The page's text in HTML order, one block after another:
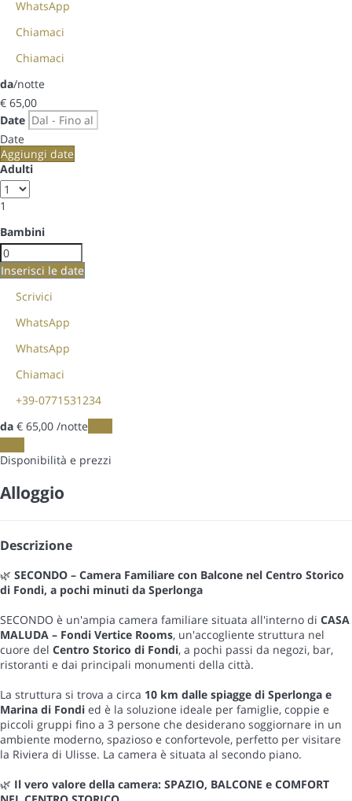
WhatsApp
Chiamaci
Chiamaci
da/notte
€ 65,00
Date
Date
Aggiungi date
Adulti
1
Bambini
Inserisci le date
Scrivici
WhatsApp
WhatsApp
Chiamaci
+39-0771531234
da € 65,00 /notte
Disponibilità e prezzi
Alloggio
Descrizione
🌿 SECONDO – Camera Familiare con Balcone nel Centro Storico
di Fondi, a pochi minuti da Sperlonga
SECONDO è un'ampia camera familiare situata all'interno di CASA
MALUDA – Fondi Vertice Rooms, un'accogliente struttura nel
cuore del Centro Storico di Fondi, a pochi passi da negozi, bar,
ristoranti e dai principali monumenti della città.
La struttura si trova a circa 10 km dalle spiagge di Sperlonga e
Marina di Fondi ed è la soluzione ideale per famiglie, coppie e
piccoli gruppi fino a 3 persone che desiderano soggiornare in un
ambiente moderno, spazioso e confortevole, perfetto per visitare
la Riviera di Ulisse. La camera è situata al secondo piano.
🌿 Il vero valore della camera: SPAZIO, BALCONE e COMFORT